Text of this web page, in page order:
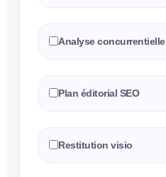
Analyse concurrentielle
Plan éditorial SEO
Restitution visio